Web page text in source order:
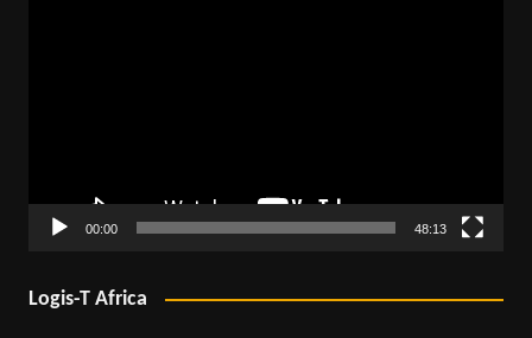
00:00 48:13
Logis-T Africa